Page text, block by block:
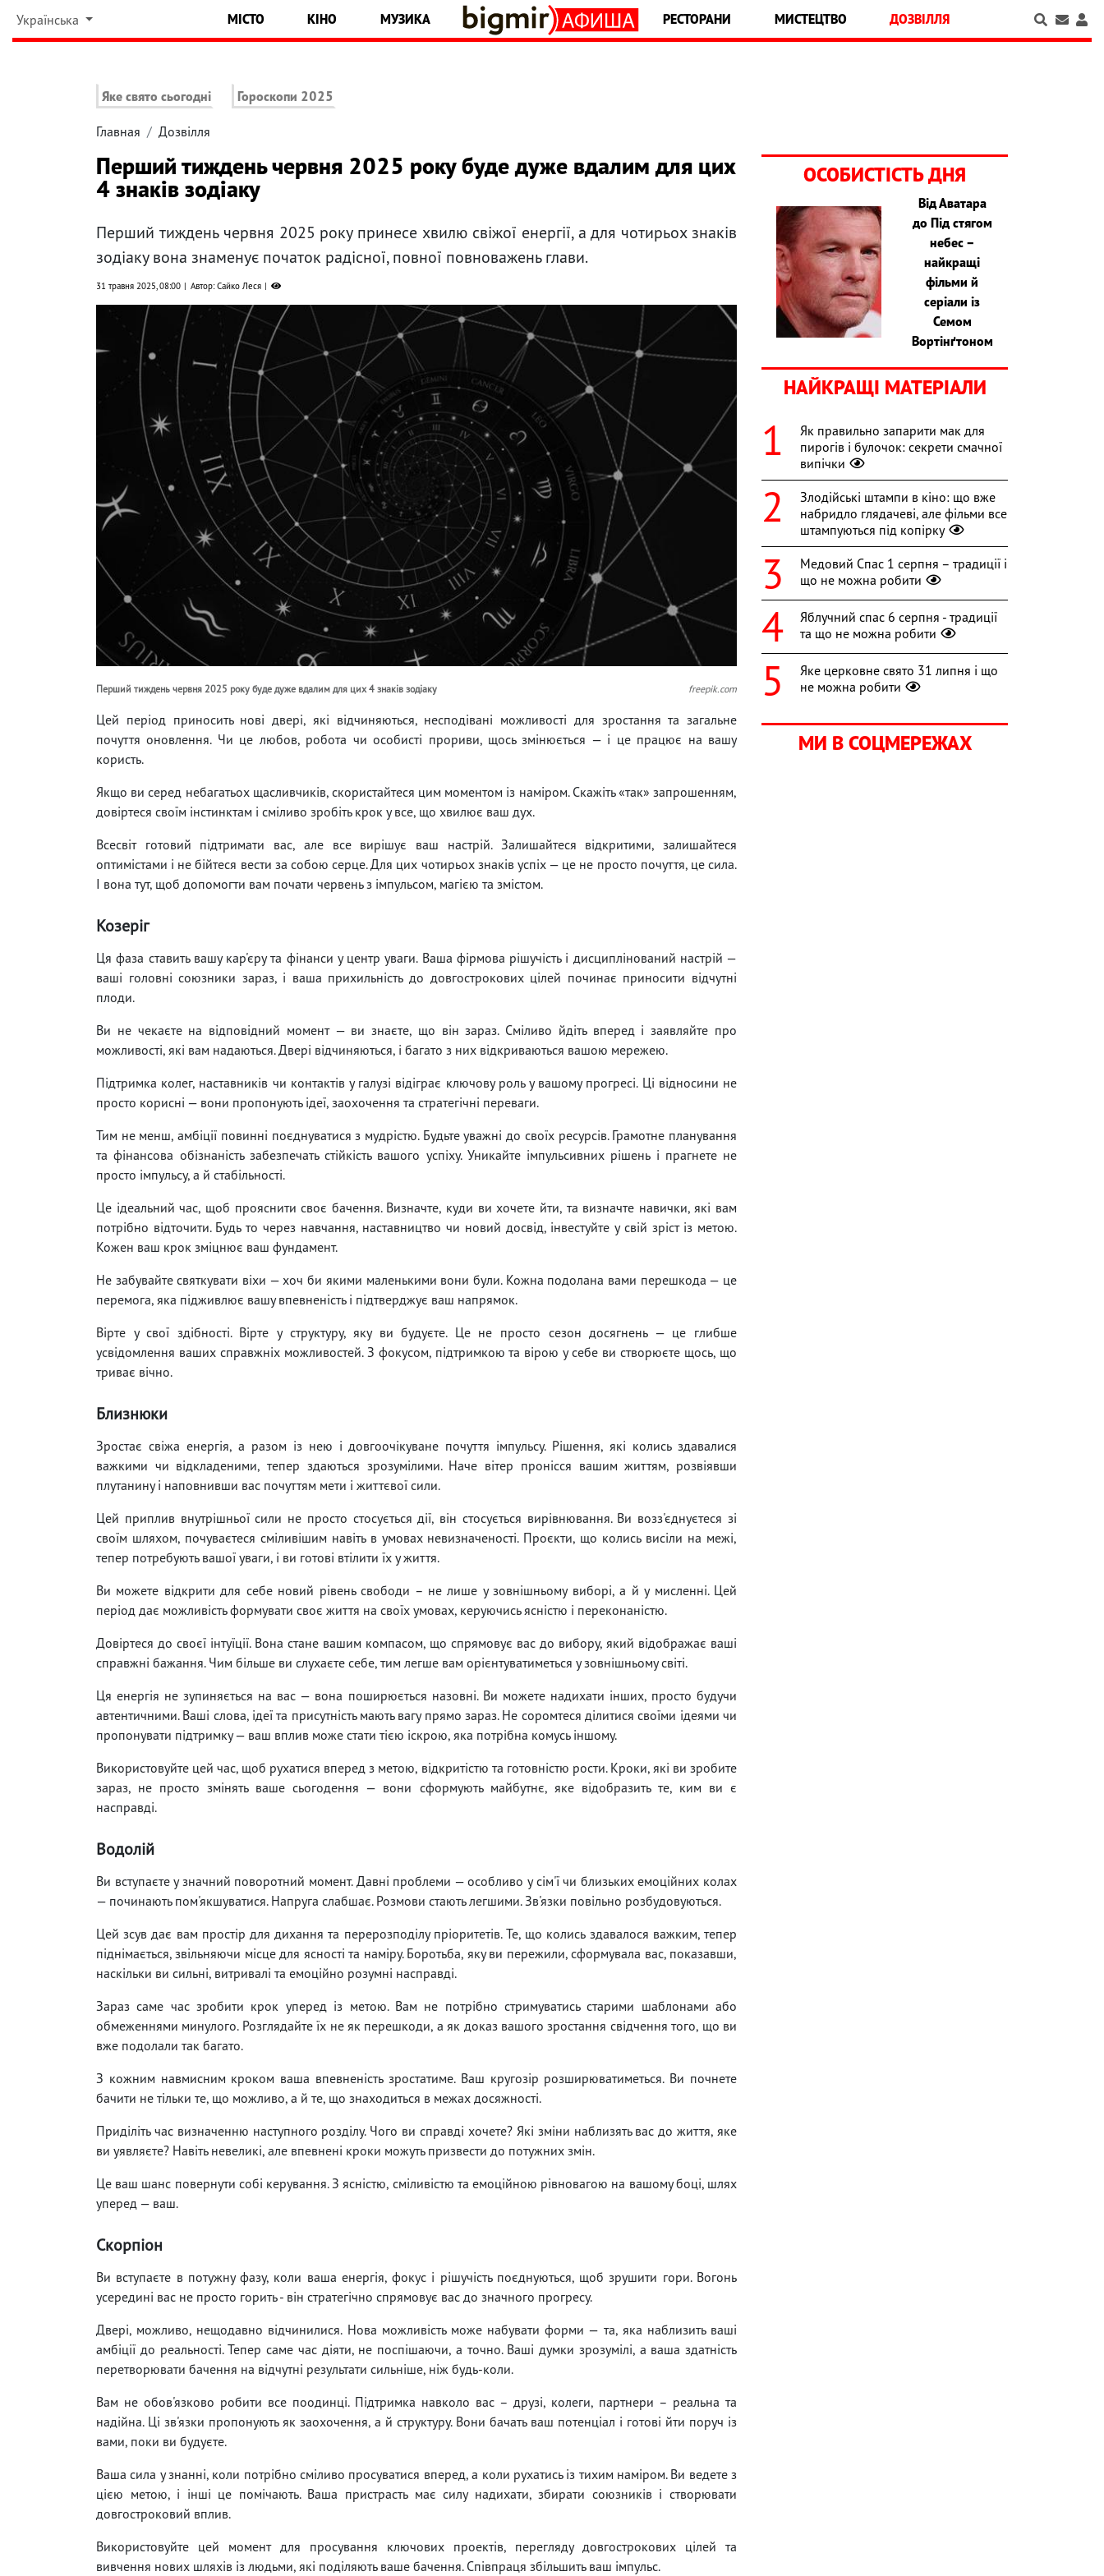
Українська МІСТО КІНО МУЗИКА РЕСТОРАНИ МИСТЕЦТВО ДОЗВІЛЛЯ
Яке свято сьогодні Гороскопи 2025
Главная Дозвілля
Перший тиждень червня 2025 року буде дуже вдалим для цих
4 знаків зодіаку
Перший тиждень червня 2025 року принесе хвилю свіжої енергії, а для чотирьох знаків
зодіаку вона знаменує початок радісної, повної повноважень глави.
31 травня 2025, 08:00 Автор: Сайко Леся
Перший тиждень червня 2025 року буде дуже вдалим для цих 4 знаків зодіаку freepik.com
Цей період приносить нові двері, які відчиняються, несподівані можливості для зростання та загальне
почуття оновлення. Чи це любов, робота чи особисті прориви, щось змінюється — і це працює на вашу
користь.
Якщо ви серед небагатьох щасливчиків, скористайтеся цим моментом із наміром. Скажіть «так» запрошенням,
довіртеся своїм інстинктам і сміливо зробіть крок у все, що хвилює ваш дух.
Всесвіт готовий підтримати вас, але все вирішує ваш настрій. Залишайтеся відкритими, залишайтеся
оптимістами і не бійтеся вести за собою серце. Для цих чотирьох знаків успіх — це не просто почуття, це сила.
І вона тут, щоб допомогти вам почати червень з імпульсом, магією та змістом.
Козеріг
Ця фаза ставить вашу кар'єру та фінанси у центр уваги. Ваша фірмова рішучість і дисциплінований настрій —
ваші головні союзники зараз, і ваша прихильність до довгострокових цілей починає приносити відчутні
плоди.
Ви не чекаєте на відповідний момент — ви знаєте, що він зараз. Сміливо йдіть вперед і заявляйте про
можливості, які вам надаються. Двері відчиняються, і багато з них відкриваються вашою мережею.
Підтримка колег, наставників чи контактів у галузі відіграє ключову роль у вашому прогресі. Ці відносини не
просто корисні — вони пропонують ідеї, заохочення та стратегічні переваги.
Тим не менш, амбіції повинні поєднуватися з мудрістю. Будьте уважні до своїх ресурсів. Грамотне планування
та фінансова обізнаність забезпечать стійкість вашого успіху. Уникайте імпульсивних рішень і прагнете не
просто імпульсу, а й стабільності.
Це ідеальний час, щоб прояснити своє бачення. Визначте, куди ви хочете йти, та визначте навички, які вам
потрібно відточити. Будь то через навчання, наставництво чи новий досвід, інвестуйте у свій зріст із метою.
Кожен ваш крок зміцнює ваш фундамент.
Не забувайте святкувати віхи — хоч би якими маленькими вони були. Кожна подолана вами перешкода — це
перемога, яка підживлює вашу впевненість і підтверджує ваш напрямок.
Вірте у свої здібності. Вірте у структуру, яку ви будуєте. Це не просто сезон досягнень — це глибше
усвідомлення ваших справжніх можливостей. З фокусом, підтримкою та вірою у себе ви створюєте щось, що
триває вічно.
Близнюки
Зростає свіжа енергія, а разом із нею і довгоочікуване почуття імпульсу. Рішення, які колись здавалися
важкими чи відкладеними, тепер здаються зрозумілими. Наче вітер пронісся вашим життям, розвіявши
плутанину і наповнивши вас почуттям мети і життєвої сили.
Цей приплив внутрішньої сили не просто стосується дії, він стосується вирівнювання. Ви возз'єднуєтеся зі
своїм шляхом, почуваєтеся сміливішим навіть в умовах невизначеності. Проєкти, що колись висіли на межі,
тепер потребують вашої уваги, і ви готові втілити їх у життя.
Ви можете відкрити для себе новий рівень свободи – не лише у зовнішньому виборі, а й у мисленні. Цей
період дає можливість формувати своє життя на своїх умовах, керуючись ясністю і переконаністю.
Довіртеся до своєї інтуїції. Вона стане вашим компасом, що спрямовує вас до вибору, який відображає ваші
справжні бажання. Чим більше ви слухаєте себе, тим легше вам орієнтуватиметься у зовнішньому світі.
Ця енергія не зупиняється на вас — вона поширюється назовні. Ви можете надихати інших, просто будучи
автентичними. Ваші слова, ідеї та присутність мають вагу прямо зараз. Не соромтеся ділитися своїми ідеями чи
пропонувати підтримку — ваш вплив може стати тією іскрою, яка потрібна комусь іншому.
Використовуйте цей час, щоб рухатися вперед з метою, відкритістю та готовністю рости. Кроки, які ви зробите
зараз, не просто змінять ваше сьогодення — вони сформують майбутнє, яке відобразить те, ким ви є
насправді.
Водолій
Ви вступаєте у значний поворотний момент. Давні проблеми — особливо у сім'ї чи близьких емоційних колах
— починають пом'якшуватися. Напруга слабшає. Розмови стають легшими. Зв'язки повільно розбудовуються.
Цей зсув дає вам простір для дихання та перерозподілу пріоритетів. Те, що колись здавалося важким, тепер
піднімається, звільняючи місце для ясності та наміру. Боротьба, яку ви пережили, сформувала вас, показавши,
наскільки ви сильні, витривалі та емоційно розумні насправді.
Зараз саме час зробити крок уперед із метою. Вам не потрібно стримуватись старими шаблонами або
обмеженнями минулого. Розглядайте їх не як перешкоди, а як доказ вашого зростання свідчення того, що ви
вже подолали так багато.
З кожним навмисним кроком ваша впевненість зростатиме. Ваш кругозір розширюватиметься. Ви почнете
бачити не тільки те, що можливо, а й те, що знаходиться в межах досяжності.
Приділіть час визначенню наступного розділу. Чого ви справді хочете? Які зміни наблизять вас до життя, яке
ви уявляєте? Навіть невеликі, але впевнені кроки можуть призвести до потужних змін.
Це ваш шанс повернути собі керування. З ясністю, сміливістю та емоційною рівновагою на вашому боці, шлях
уперед — ваш.
Скорпіон
Ви вступаєте в потужну фазу, коли ваша енергія, фокус і рішучість поєднуються, щоб зрушити гори. Вогонь
усередині вас не просто горить - він стратегічно спрямовує вас до значного прогресу.
Двері, можливо, нещодавно відчинилися. Нова можливість може набувати форми — та, яка наблизить ваші
амбіції до реальності. Тепер саме час діяти, не поспішаючи, а точно. Ваші думки зрозумілі, а ваша здатність
перетворювати бачення на відчутні результати сильніше, ніж будь-коли.
Вам не обов'язково робити все поодинці. Підтримка навколо вас – друзі, колеги, партнери – реальна та
надійна. Ці зв'язки пропонують як заохочення, а й структуру. Вони бачать ваш потенціал і готові йти поруч із
вами, поки ви будуєте.
Ваша сила у знанні, коли потрібно сміливо просуватися вперед, а коли рухатись із тихим наміром. Ви ведете з
цією метою, і інші це помічають. Ваша пристрасть має силу надихати, збирати союзників і створювати
довгостроковий вплив.
Використовуйте цей момент для просування ключових проектів, перегляду довгострокових цілей та
вивчення нових шляхів із людьми, які поділяють ваше бачення. Співпраця збільшить ваш імпульс.
ОСОБИСТІСТЬ ДНЯ
Від Аватара
до Під стягом
небес –
найкращі
фільми й
серіали із
Семом
Вортінґтоном
НАЙКРАЩІ МАТЕРІАЛИ
Як правильно запарити мак для
пирогів і булочок: секрети смачної
випічки
Злодійські штампи в кіно: що вже
набридло глядачеві, але фільми все
штампуються під копірку
Медовий Спас 1 серпня – традиції і
що не можна робити
Яблучний спас 6 серпня - традиції
та що не можна робити
Яке церковне свято 31 липня і що
не можна робити
МИ В СОЦМЕРЕЖАХ